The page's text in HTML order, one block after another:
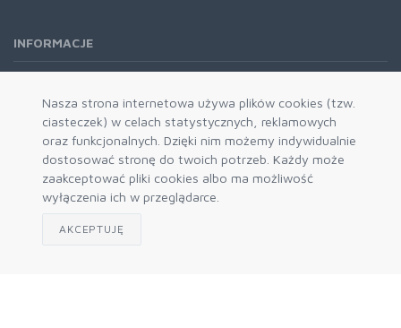
Nasza strona internetowa używa plików cookies (tzw.
ciasteczek) w celach statystycznych, reklamowych
oraz funkcjonalnych. Dzięki nim możemy indywidualnie
dostosować stronę do twoich potrzeb. Każdy może
zaakceptować pliki cookies albo ma możliwość
wyłączenia ich w przeglądarce.
AKCEPTUJĘ
INFORMACJE